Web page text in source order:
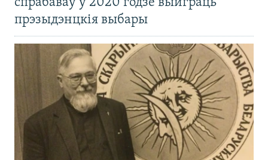
спрабаваў у 2020 годзе выйграць
прэзыдэнцкія выбары